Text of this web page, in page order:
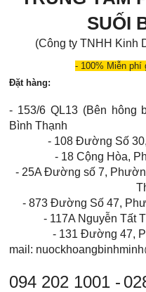
SUỐI
(Công ty TNHH Kinh
- 100% Miễn phí
Đặt hàng:
- 153/6 QL13 (Bên hông
Bình Thạnh
- 108 Đường Số
- 18 Cộng Hòa,
- 25A Đường số 7,
- 873 Đường Số 47,
- 117A Nguyễn Tất
- 131 Đường 47,
mail:
094 202 1001 -